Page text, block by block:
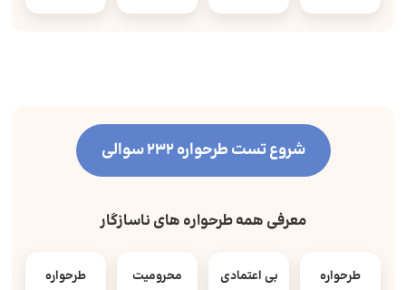
شروع تست طرحواره 232 سوالی
معرفی همه طرحواره های ناسازگار
طرحواره
بی اعتمادی
محرومیت
طرحواره